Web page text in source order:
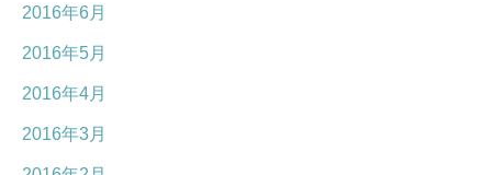
2016年6月
2016年5月
2016年4月
2016年3月